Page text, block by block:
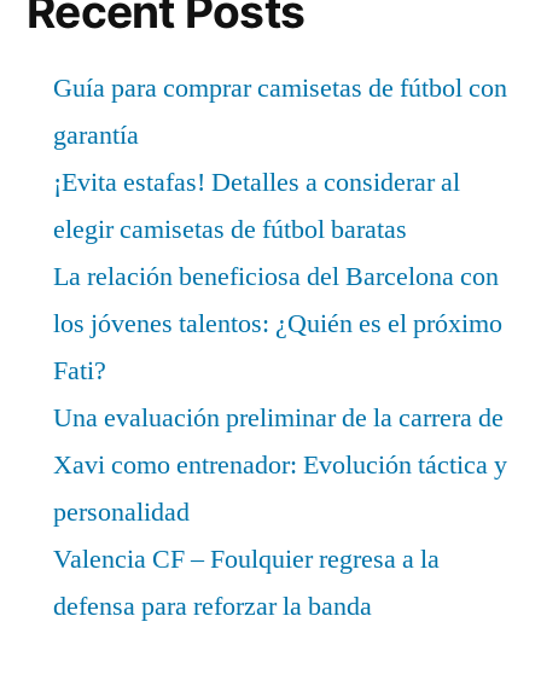
Recent Posts
Guía para comprar camisetas de fútbol con
garantía
¡Evita estafas! Detalles a considerar al
elegir camisetas de fútbol baratas
La relación beneficiosa del Barcelona con
los jóvenes talentos: ¿Quién es el próximo
Fati?
Una evaluación preliminar de la carrera de
Xavi como entrenador: Evolución táctica y
personalidad
Valencia CF – Foulquier regresa a la
defensa para reforzar la banda